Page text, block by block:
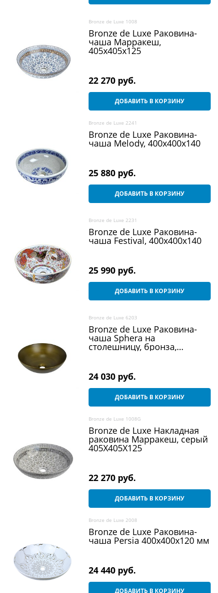
Bronze de Luxe 1008
Bronze de Luxe Раковина-
чаша Марракеш,
405x405x125
22 270 руб.
ДОБАВИТЬ В КОРЗИНУ
Bronze de Luxe 2241
Bronze de Luxe Раковина-
чаша Melody, 400x400x140
25 880 руб.
ДОБАВИТЬ В КОРЗИНУ
Bronze de Luxe 2231
Bronze de Luxe Раковина-
чаша Festival, 400x400x140
25 990 руб.
ДОБАВИТЬ В КОРЗИНУ
Bronze de Luxe 6203
Bronze de Luxe Раковина-
чаша Sphera на
столешницу, бронза,
24 030 руб.
ДОБАВИТЬ В КОРЗИНУ
Bronze de Luxe 1008G
Bronze de Luxe Накладная
раковина Марракеш, серый
405Х405Х125
22 270 руб.
ДОБАВИТЬ В КОРЗИНУ
Bronze de Luxe 2008
Bronze de Luxe Раковина-
чаша Persia 400x400x120 мм
24 440 руб.
ДОБАВИТЬ В КОРЗИНУ